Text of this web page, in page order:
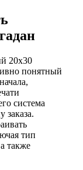
20х30
понятный
система
заказа.
тип
также